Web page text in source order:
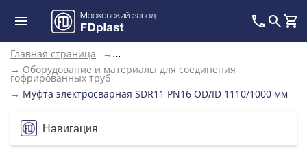
Главная страница → ...
→ Оборудование и материалы для соединения
гофрированных труб
→ Муфта электросварная SDR11 PN16 OD/ID 1110/1000 мм
Навигация